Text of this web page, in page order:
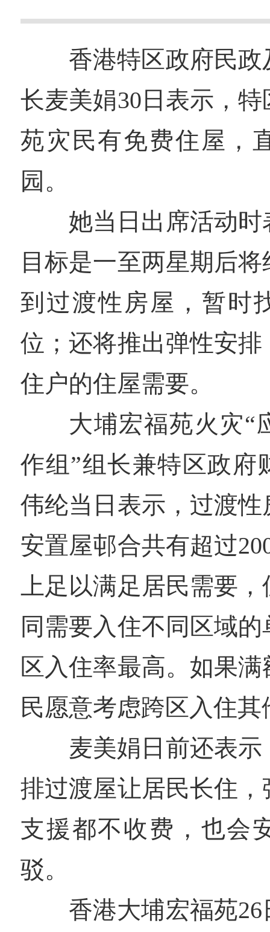
香港特区政府民
长麦美娟30日表示，
苑灾民有免费住屋，
园。
她当日出席活动
目标是一至两星期后
到过渡性房屋，暂时
位；还将推出弹性安
住户的住屋需要。
大埔宏福苑火灾“
作组”组长兼特区政府
伟纶当日表示，过渡
安置屋邨合共有超过
上足以满足居民需要
同需要入住不同区域
区入住率最高。如果
民愿意考虑跨区入住其
麦美娟日前还表
排过渡屋让居民长住
支援都不收费，也会
驳。
香港大埔宏福苑